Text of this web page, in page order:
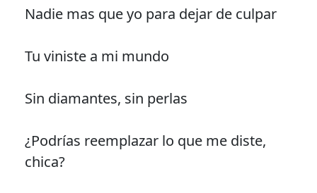
Nadie mas que yo para dejar de culpar
Tu viniste a mi mundo
Sin diamantes, sin perlas
¿Podrías reemplazar lo que me diste,
chica?